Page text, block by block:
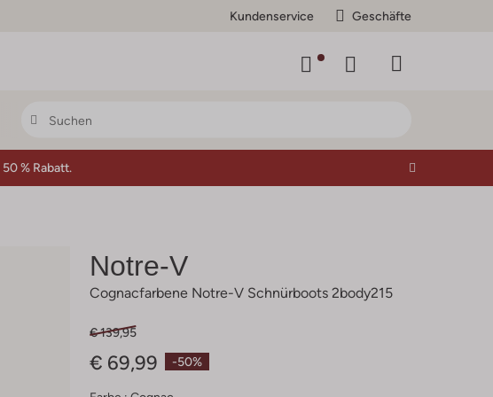
Kundenservice Geschäfte
50 % Rabatt.
Notre-V
Cognacfarbene Notre-V Schnürboots 2body215
-50%
€ 139,95
€ 69,99